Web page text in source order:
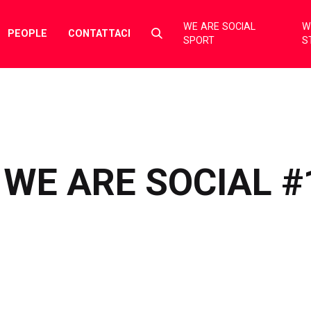
PEOPLE CONTATTACI
Select
toggle
WE ARE SOCIAL
SPORT
ARE SOCIAL